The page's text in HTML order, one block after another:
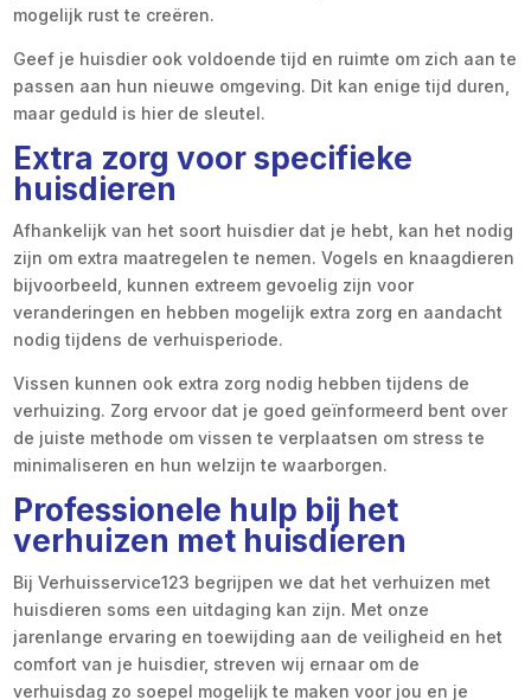
mogelijk rust te creëren.
Geef je huisdier ook voldoende tijd en ruimte om zich aan te
passen aan hun nieuwe omgeving. Dit kan enige tijd duren,
maar geduld is hier de sleutel.
Extra zorg voor specifieke
huisdieren
Afhankelijk van het soort huisdier dat je hebt, kan het nodig
zijn om extra maatregelen te nemen. Vogels en knaagdieren
bijvoorbeeld, kunnen extreem gevoelig zijn voor
veranderingen en hebben mogelijk extra zorg en aandacht
nodig tijdens de verhuisperiode.
Vissen kunnen ook extra zorg nodig hebben tijdens de
verhuizing. Zorg ervoor dat je goed geïnformeerd bent over
de juiste methode om vissen te verplaatsen om stress te
minimaliseren en hun welzijn te waarborgen.
Professionele hulp bij het
verhuizen met huisdieren
Bij Verhuisservice123 begrijpen we dat het verhuizen met
huisdieren soms een uitdaging kan zijn. Met onze
jarenlange ervaring en toewijding aan de veiligheid en het
comfort van je huisdier, streven wij ernaar om de
verhuisdag zo soepel mogelijk te maken voor jou en je